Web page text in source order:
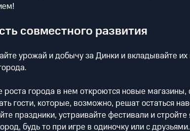
совместного развития
урожай и добычу за Динки и вкладывайте их
роста города в нем откроются новые магазины,
гости, которые, возможно, решат остаться
праздники, устраивайте фестивали и стройте
будь то при игре в одиночку или с друзьями.